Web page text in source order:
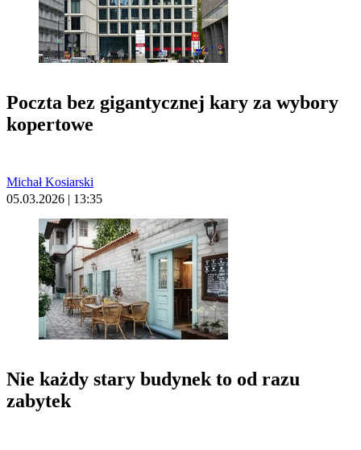
Poczta bez gigantycznej kary za wybory
kopertowe
Michał Kosiarski
05.03.2026 | 13:35
Nie każdy stary budynek to od razu
zabytek